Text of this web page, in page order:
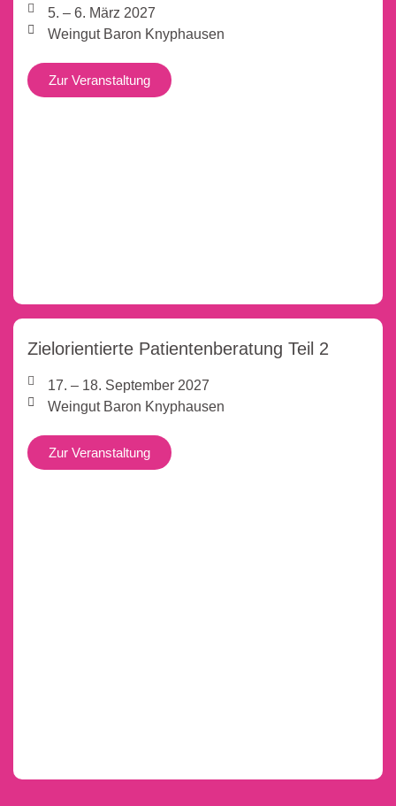
5. – 6. März 2027
Weingut Baron Knyphausen
Zur Veranstaltung
Zielorientierte Patientenberatung Teil 2
17. – 18. September 2027
Weingut Baron Knyphausen
Zur Veranstaltung